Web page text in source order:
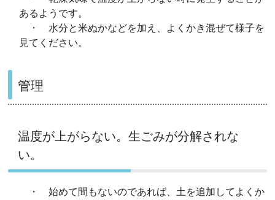
あるようです。
・ 水分と米ぬかなどを加え、よくかき混ぜて様子を
見てください。
管理
温度が上がらない。生ごみが分解されな
い。
・ 始めて間もないのであれば、土を追加してよくか